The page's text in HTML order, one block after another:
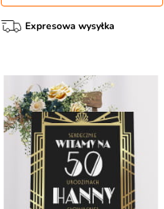
Expresowa wysyłka